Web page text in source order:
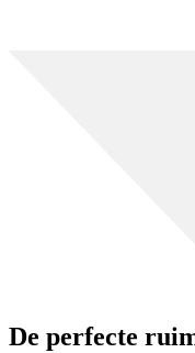
De perfecte